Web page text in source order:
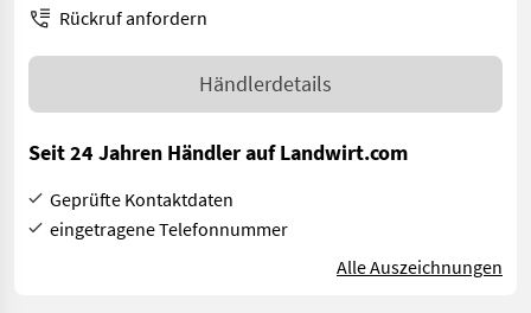
Rückruf anfordern
Händlerdetails
Seit 24 Jahren Händler auf Landwirt.com
Geprüfte Kontaktdaten
eingetragene Telefonnummer
Alle Auszeichnungen